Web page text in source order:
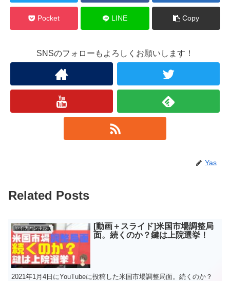
Pocket LINE Copy
SNSのフォローもよろしくお願いします！
Yas
Related Posts
やすチャンネル
[動画＋スライド]米国市場調整局
面。続くのか？鍵は上院選挙！
2021年1月4日にYouTubeに投稿した米国市場調整局面。続くのか？